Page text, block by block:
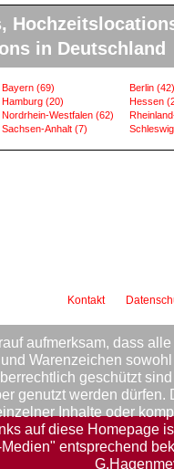
in Deutschland
Bayern (69) Berlin (42)
Hamburg (20) Hessen
Nordrhein-Westfalen (62)
Sachsen-Anhalt (7)
Kontakt
aufmerksam, dass
Warenzeichen
geschützt
genutzt werden
Inhalte oder
auf diese Homepage
entsprechend